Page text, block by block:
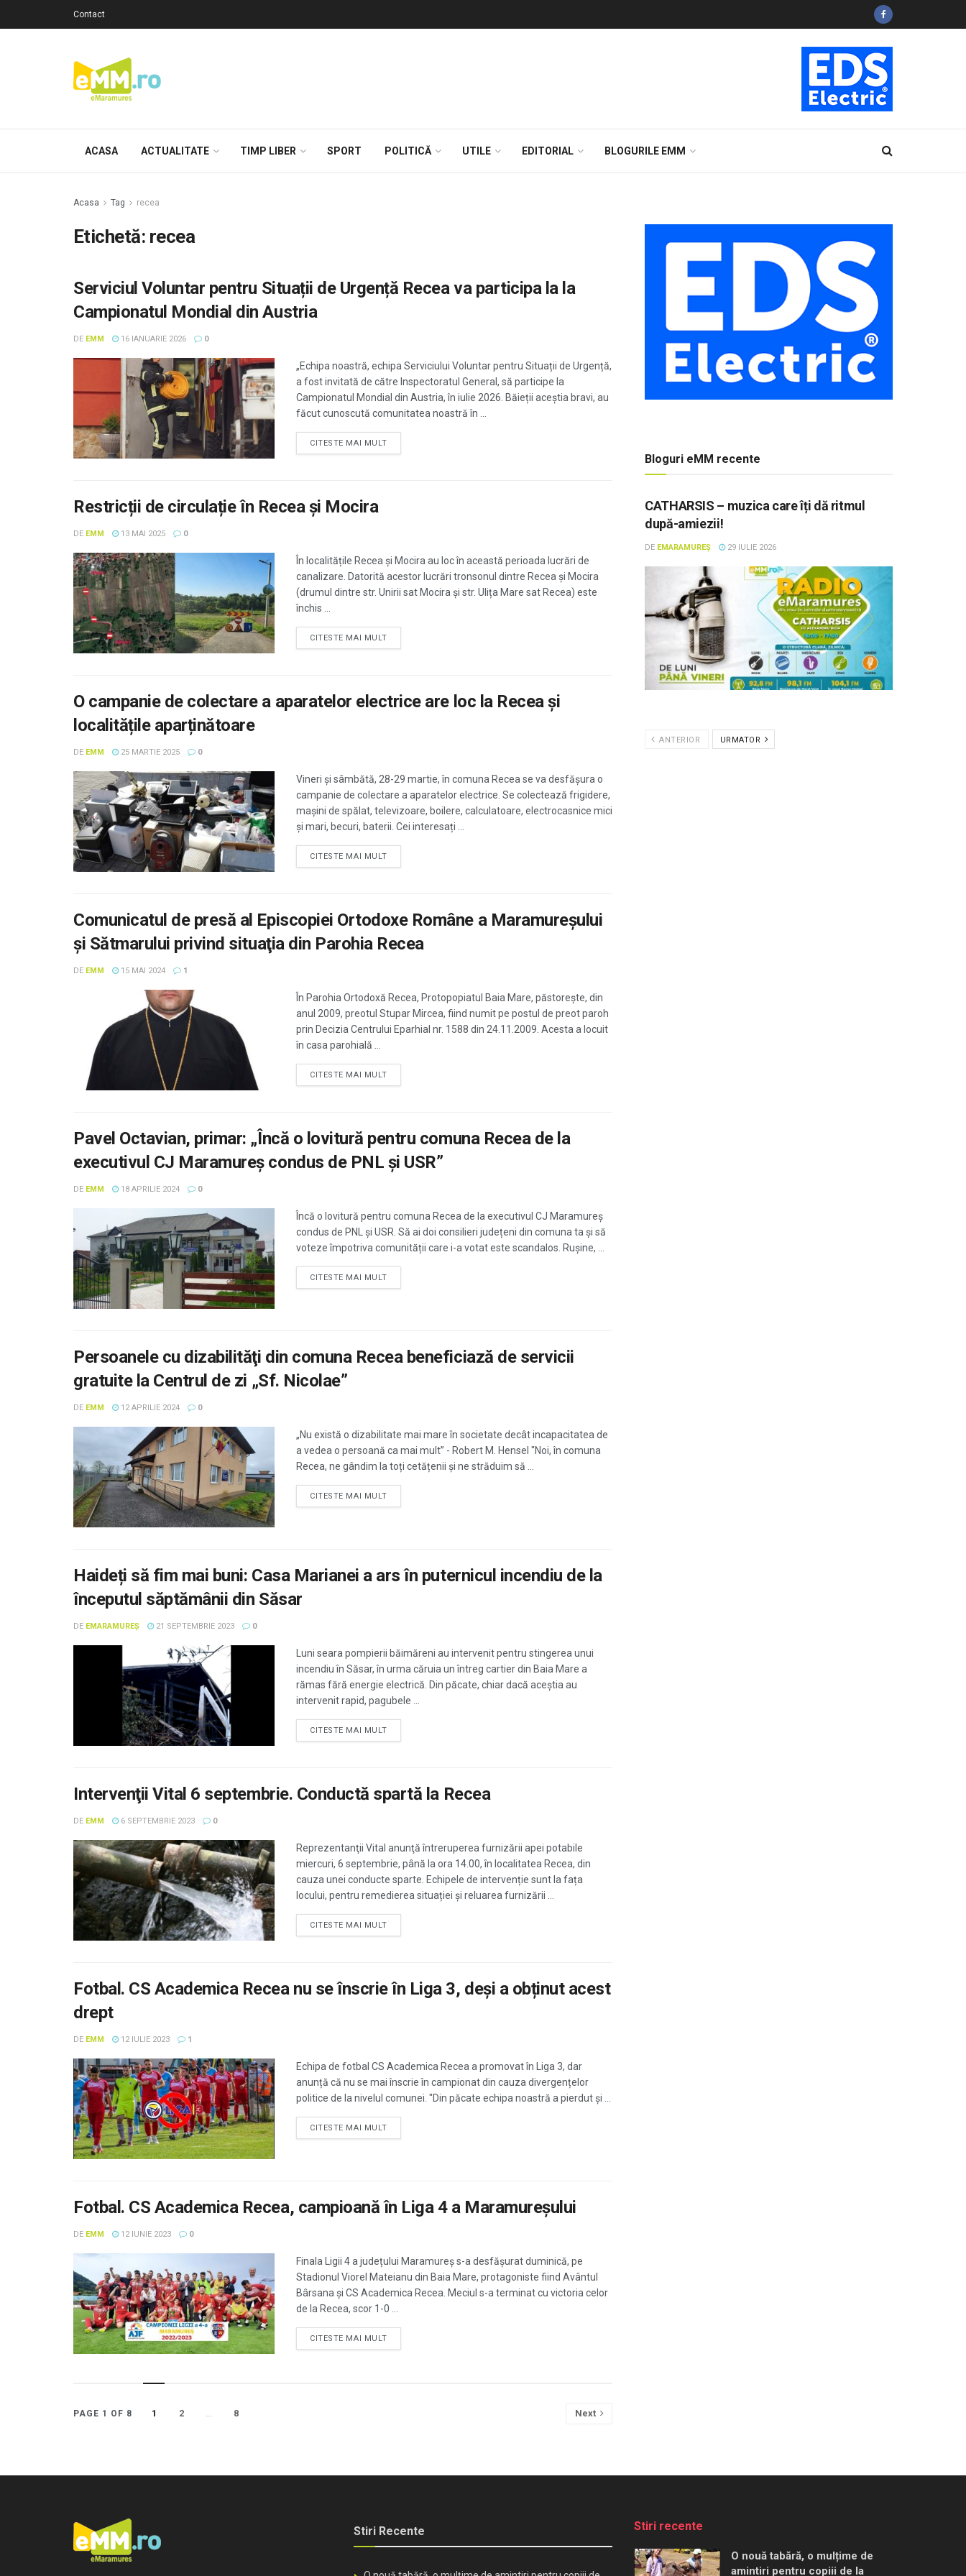
Contact
ACASA ACTUALITATE TIMP LIBER SPORT POLITICĂ UTILE EDITORIAL BLOGURILE EMM
Acasa Tag recea
Etichetă: recea
Serviciul Voluntar pentru Situații de Urgență Recea va participa la la
Campionatul Mondial din Austria
DE EMM 16 IANUARIE 2026 0
„Echipa noastră, echipa Serviciului Voluntar pentru Situații de Urgență,
a fost invitată de către Inspectoratul General, să participe la
Campionatul Mondial din Austria, în iulie 2026. Băieții aceștia bravi, au
făcut cunoscută comunitatea noastră în ...
CITESTE MAI MULT
Restricții de circulație în Recea și Mocira
DE EMM 13 MAI 2025 0
În localitățile Recea și Mocira au loc în această perioada lucrări de
canalizare. Datorită acestor lucrări tronsonul dintre Recea și Mocira
(drumul dintre str. Unirii sat Mocira și str. Ulița Mare sat Recea) este
închis ...
CITESTE MAI MULT
O campanie de colectare a aparatelor electrice are loc la Recea și
localitățile aparținătoare
DE EMM 25 MARTIE 2025 0
Vineri și sâmbătă, 28-29 martie, în comuna Recea se va desfășura o
campanie de colectare a aparatelor electrice. Se colectează frigidere,
mașini de spălat, televizoare, boilere, calculatoare, electrocasnice mici
și mari, becuri, baterii. Cei interesați ...
CITESTE MAI MULT
Comunicatul de presă al Episcopiei Ortodoxe Române a Maramureșului
și Sătmarului privind situaţia din Parohia Recea
DE EMM 15 MAI 2024 1
În Parohia Ortodoxă Recea, Protopopiatul Baia Mare, păstorește, din
anul 2009, preotul Stupar Mircea, fiind numit pe postul de preot paroh
prin Decizia Centrului Eparhial nr. 1588 din 24.11.2009. Acesta a locuit
în casa parohială ...
CITESTE MAI MULT
Pavel Octavian, primar: „Încă o lovitură pentru comuna Recea de la
executivul CJ Maramureș condus de PNL și USR”
DE EMM 18 APRILIE 2024 0
Încă o lovitură pentru comuna Recea de la executivul CJ Maramureș
condus de PNL și USR. Să ai doi consilieri județeni din comuna ta și să
voteze împotriva comunității care i-a votat este scandalos. Rușine, ...
CITESTE MAI MULT
Persoanele cu dizabilităţi din comuna Recea beneficiază de servicii
gratuite la Centrul de zi „Sf. Nicolae”
DE EMM 12 APRILIE 2024 0
„Nu există o dizabilitate mai mare în societate decât incapacitatea de
a vedea o persoană ca mai mult” - Robert M. Hensel "Noi, în comuna
Recea, ne gândim la toți cetățenii și ne străduim să ...
CITESTE MAI MULT
Haideți să fim mai buni: Casa Marianei a ars în puternicul incendiu de la
începutul săptămânii din Săsar
DE EMARAMUREȘ 21 SEPTEMBRIE 2023 0
Luni seara pompierii băimăreni au intervenit pentru stingerea unui
incendiu în Săsar, în urma căruia un întreg cartier din Baia Mare a
rămas fără energie electrică. Din păcate, chiar dacă aceștia au
intervenit rapid, pagubele ...
CITESTE MAI MULT
Intervenţii Vital 6 septembrie. Conductă spartă la Recea
DE EMM 6 SEPTEMBRIE 2023 0
Reprezentanţii Vital anunţă întreruperea furnizării apei potabile
miercuri, 6 septembrie, până la ora 14.00, în localitatea Recea, din
cauza unei conducte sparte. Echipele de intervenție sunt la fața
locului, pentru remedierea situației și reluarea furnizării ...
CITESTE MAI MULT
Fotbal. CS Academica Recea nu se înscrie în Liga 3, deși a obținut acest
drept
DE EMM 12 IULIE 2023 1
Echipa de fotbal CS Academica Recea a promovat în Liga 3, dar
anunță că nu se mai înscrie în campionat din cauza divergențelor
politice de la nivelul comunei. "Din păcate echipa noastră a pierdut și ...
CITESTE MAI MULT
Fotbal. CS Academica Recea, campioană în Liga 4 a Maramureşului
DE EMM 12 IUNIE 2023 0
Finala Ligii 4 a județului Maramureș s-a desfăşurat duminică, pe
Stadionul Viorel Mateianu din Baia Mare, protagoniste fiind Avântul
Bârsana şi CS Academica Recea. Meciul s-a terminat cu victoria celor
de la Recea, scor 1-0 ...
CITESTE MAI MULT
PAGE 1 OF 8 1 2 … 8 Next
Bloguri eMM recente
CATHARSIS – muzica care îți dă ritmul
după-amiezii!
DE EMARAMUREȘ 29 IULIE 2026
ANTERIOR URMATOR
Stiri Recente Stiri recente
O nouă tabără, o mulțime de
amintiri pentru copiii de la